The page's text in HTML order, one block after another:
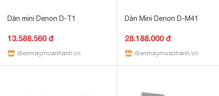
Dàn mini Denon D-T1
13.588.560 đ
dienmaymuanhanh.vn
Dàn Mini Denon D-M41
28.188.000 đ
dienmaymuanhanh.vn